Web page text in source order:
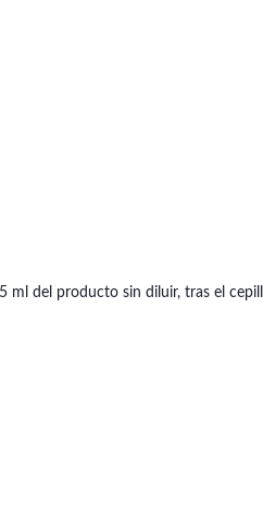
ml del producto sin diluir, tras el